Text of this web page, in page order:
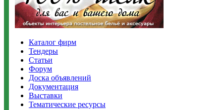
Каталог фирм
Тендеры
Статьи
Форум
Доска объявлений
Документация
Выставки
Тематические ресурсы